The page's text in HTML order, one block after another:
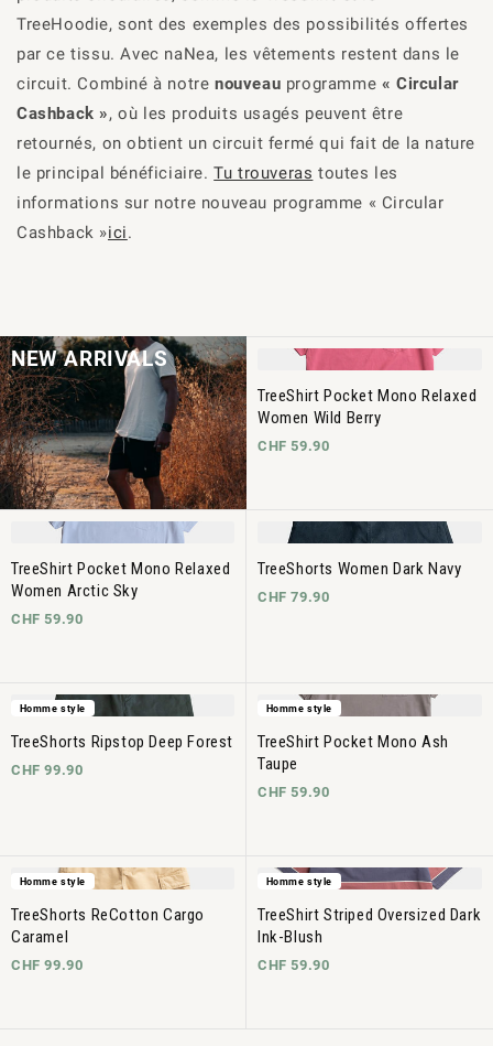
TreeHoodie, sont des exemples des possibilités offertes
par ce tissu. Avec naNea, les vêtements restent dans le
circuit. Combiné à notrenouveau programme « Circular
Cashback », où les produits usagés peuvent être
retournés, on obtient un circuit fermé qui fait de la nature
le principal bénéficiaire.Tu trouveras toutes les
informations sur notre nouveau programme « Circular
Cashback »ici.
NEW ARRIVALS
TreeShirt Pocket Mono Relaxed
Women Wild Berry
CHF 59.90
TreeShirt Pocket Mono Relaxed
Women Arctic Sky
CHF 59.90
TreeShorts Women Dark Navy
CHF 79.90
Homme style
TreeShorts Ripstop Deep Forest
CHF 99.90
Homme style
TreeShirt Pocket Mono Ash
Taupe
CHF 59.90
Homme style
TreeShorts ReCotton Cargo
Caramel
CHF 99.90
Homme style
TreeShirt Striped Oversized Dark
Ink-Blush
CHF 59.90